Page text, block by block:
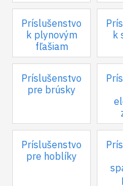
Príslušenstvo
k plynovým
fľašiam
k
Príslušenstvo
pre brúsky
Príslušenstvo
pre hoblíky